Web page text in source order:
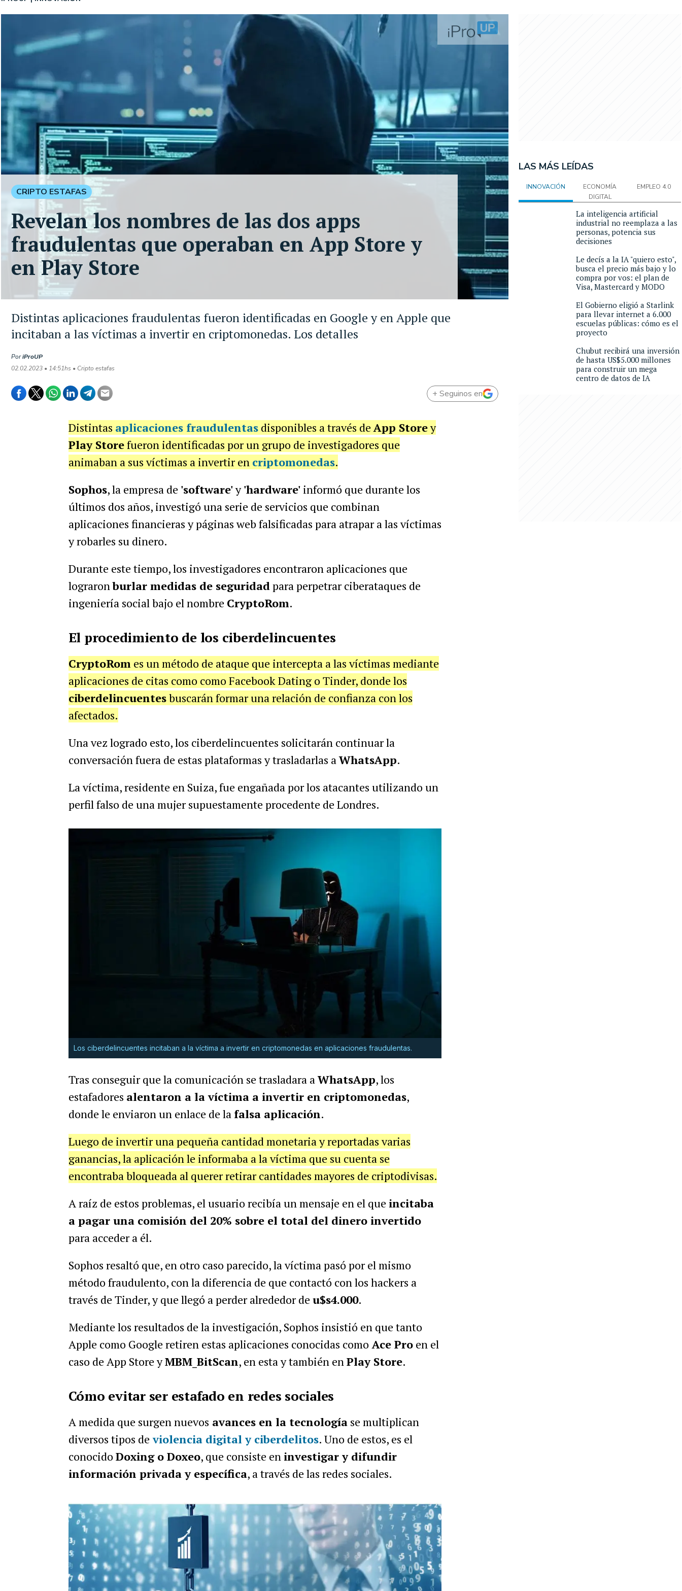
Distintas aplicaciones fraudulentas fueron identificadas en Google y en Apple que
incitaban a las víctimas a invertir en criptomonedas. Los detalles
PoriProUP
02.02.2023 • 14:51hs • Cripto estafas
CRIPTO ESTAFAS
Revelan los nombres de las dos apps
fraudulentas que operaban en App Store y
en Play Store
+ Seguinos en
Distintas aplicaciones fraudulentasdisponibles a través deApp Storey
Play Storefueron identificadas por un grupo de investigadores que
animaban a sus víctimas a invertir en criptomonedas.
Sophos, la empresa de 'software'y'hardware'informó que durante los
últimos dos años, investigó una serie de servicios que combinan
aplicaciones financieras y páginas web falsificadas para atrapar a las víctimas
y robarles su dinero.
Durante este tiempo, los investigadores encontraron aplicaciones que
lograronburlar medidas de seguridadpara perpetrar ciberataques de
ingeniería social bajo el nombre CryptoRom.
El procedimiento de los ciberdelincuentes
CryptoRom es un método de ataque que intercepta a las víctimas mediante
aplicaciones de citas como como Facebook Dating o Tinder, donde los
ciberdelincuentesbuscarán formar una relación de confianza con los
afectados.
Una vez logrado esto, los ciberdelincuentes solicitarán continuar la
conversación fuera de estas plataformas y trasladarlas aWhatsApp.
La víctima, residente en Suiza, fue engañada por los atacantes utilizando un
perfil falso de una mujer supuestamente procedente de Londres.
Los ciberdelincuentes incitaban a la víctima a invertir en criptomonedas en aplicaciones fraudulentas.
Tras conseguir que la comunicación se trasladara aWhatsApp, los
estafadores alentaron a la víctima a invertir en criptomonedas,
donde le enviaron un enlace de la falsa aplicación.
Luego de invertir una pequeña cantidad monetaria y reportadas varias
ganancias, la aplicación le informaba a la víctima que su cuenta se
encontraba bloqueada al querer retirar cantidades mayores de criptodivisas.
A raíz de estos problemas, el usuario recibía un mensaje en el que incitaba
a pagar una comisión del 20% sobre el total del dinero invertido
para acceder a él.
Sophos resaltó que, en otro caso parecido, la víctima pasó por el mismo
método fraudulento, con la diferencia de que contactó con los hackers a
través de Tinder, y que llegó a perder alrededor de u$s4.000.
Mediante los resultados de la investigación, Sophos insistió en que tanto
Apple como Google retiren estas aplicaciones conocidas como Ace Proen el
caso de App Store yMBM_BitScan, en esta y también enPlay Store.
Cómo evitar ser estafado en redes sociales
A medida que surgen nuevos avances en la tecnologíase multiplican
diversos tipos de violencia digital y ciberdelitos. Uno de estos, es el
conocido Doxing o Doxeo, que consiste en investigar y difundir
información privada y específica, a través de las redes sociales.
LAS MÁS LEÍDAS
INNOVACIÓN
ECONOMÍA
DIGITAL
EMPLEO 4.0
La inteligencia artificial
industrial no reemplaza a las
personas, potencia sus
decisiones
Le decís a la IA "quiero esto",
busca el precio más bajo y lo
compra por vos: el plan de
Visa, Mastercard y MODO
El Gobierno eligió a Starlink
para llevar internet a 6.000
escuelas públicas: cómo es el
proyecto
Chubut recibirá una inversión
de hasta US$5.000 millones
para construir un mega
centro de datos de IA